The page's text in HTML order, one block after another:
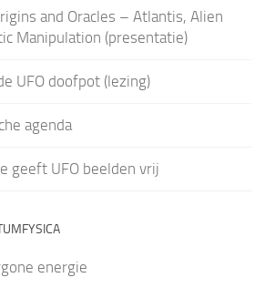
and Oracles – Atlantis, Alien
Manipulation (presentatie)
UFO doofpot (lezing)
agenda
geeft UFO beelden vrij
energie